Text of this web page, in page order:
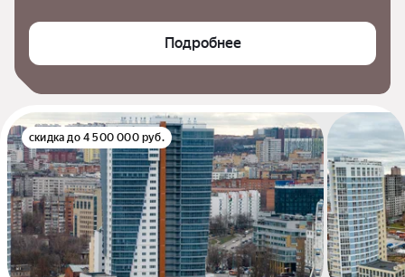
Подробнее
скидка до 4 500 000 руб.